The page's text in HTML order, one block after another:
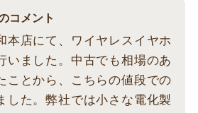
コメント
本店にて、ワイヤレスイヤホ
いました。中古でも相場のあ
ことから、こちらの値段での
した。弊社では小さな電化製